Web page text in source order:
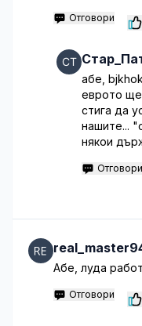
Отговори
абе,
еврото
стига да
нашите...
някои
Отговори
Абе, луда
Отговори